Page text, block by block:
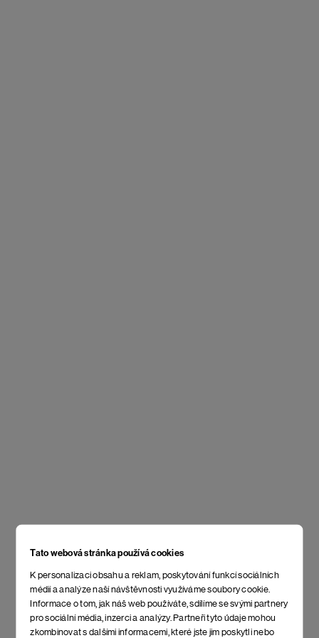
Tato webová stránka používá cookies
K personalizaci obsahu a reklam, poskytování funkcí sociálních
médií a analýze naší návštěvnosti využíváme soubory cookie.
Informace o tom, jak náš web používáte, sdílíme se svými partnery
pro sociální média, inzerci a analýzy. Partneři tyto údaje mohou
zkombinovat s dalšími informacemi, které jste jim poskytli nebo